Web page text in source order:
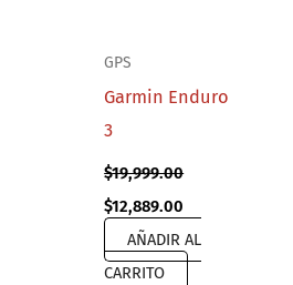
GPS
Garmin Enduro
3
$19,999.00
Original
price
was:
$19,999.00.
$12,889.00
price
is:
$12,889.00.
AÑADIR AL
CARRITO